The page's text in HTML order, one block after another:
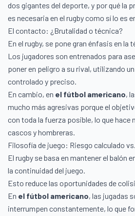
dos gigantes del deporte, y por qué la
es necesaria en el rugby como sí lo es
El contacto: ¿Brutalidad o técnica?
En el rugby, se pone gran énfasis en la
Los jugadores son entrenados para
poner en peligro a su rival, utilizando
controlado y preciso.
En cambio, en el fútbol americano,
mucho más agresivas porque el
con toda la fuerza posible, lo que hace
cascos y hombreras.
Filosofía de juego: Riesgo calculado
El rugby se basa en mantener el balón
la continuidad del juego.
Esto reduce las oportunidades de
En el fútbol americano, las jugadas
interrumpen constantemente, lo que